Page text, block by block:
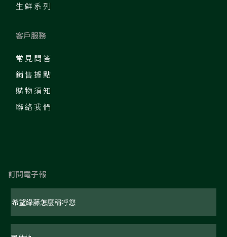
生鮮系列
客戶服務
常見問答
銷售據點
購物須知
聯絡我們
訂閱電子報